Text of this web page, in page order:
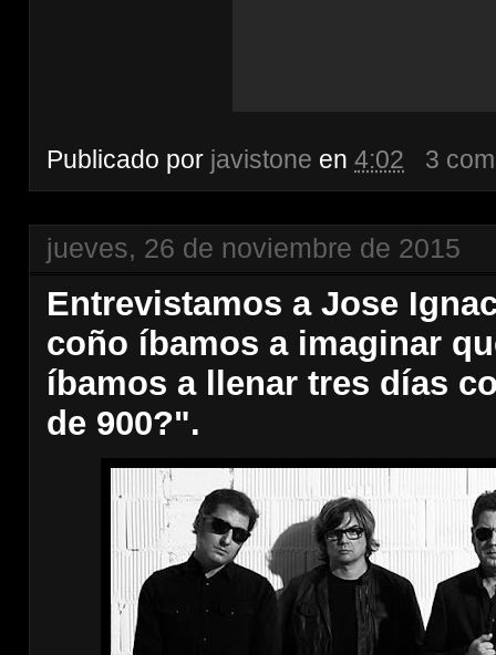
Publicado por javistone en 4:02 3
jueves, 26 de noviembre de 2015
Entrevistamos a Jose
coño íbamos a imaginar
íbamos a llenar tres días
de 900?".